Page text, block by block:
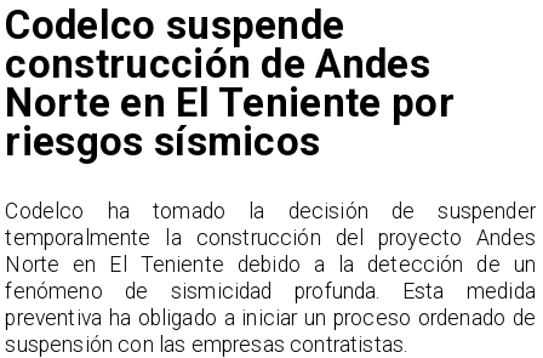
Codelco suspende
construcción de Andes
Norte en El Teniente por
riesgos sísmicos
Codelco ha tomado la decisión de suspender
temporalmente la construcción del proyecto Andes
Norte en El Teniente debido a la detección de un
fenómeno de sismicidad profunda. Esta medida
preventiva ha obligado a iniciar un proceso ordenado de
suspensión con las empresas contratistas.